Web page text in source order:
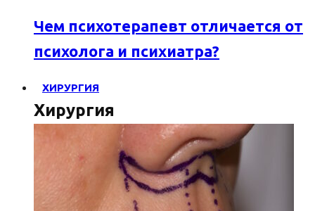
Чем психотерапевт отличается от
психолога и психиатра?
ХИРУРГИЯ
Хирургия